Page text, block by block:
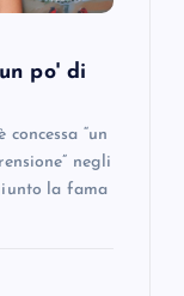
po' di
“un
negli
la fama